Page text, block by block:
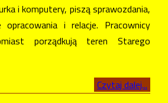
i komputery, piszą sprawozdania,
i relacje. Pracownicy
porządkują teren Starego
Czytaj dalej...